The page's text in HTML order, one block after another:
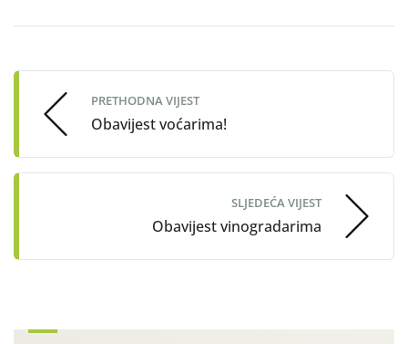
navigation
PRETHODNA VIJEST
Obavijest voćarima!
SLJEDEĆA VIJEST
Obavijest vinogradarima